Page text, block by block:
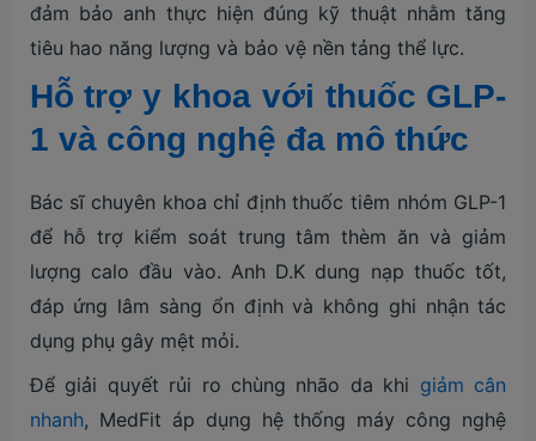
đảm bảo anh thực hiện đúng kỹ thuật nhằm tăng
tiêu hao năng lượng và bảo vệ nền tảng thể lực.
Hỗ trợ y khoa với thuốc GLP-
1 và công nghệ đa mô thức
Bác sĩ chuyên khoa chỉ định thuốc tiêm nhóm GLP-1
để hỗ trợ kiểm soát trung tâm thèm ăn và giảm
lượng calo đầu vào. Anh D.K dung nạp thuốc tốt,
đáp ứng lâm sàng ổn định và không ghi nhận tác
dụng phụ gây mệt mỏi.
Để giải quyết rủi ro chùng nhão da khi giảm cân
nhanh, MedFit áp dụng hệ thống máy công nghệ